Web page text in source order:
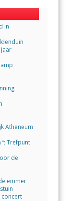
in
jaar
Atheneum
Trefpunt
de
emmer
concert